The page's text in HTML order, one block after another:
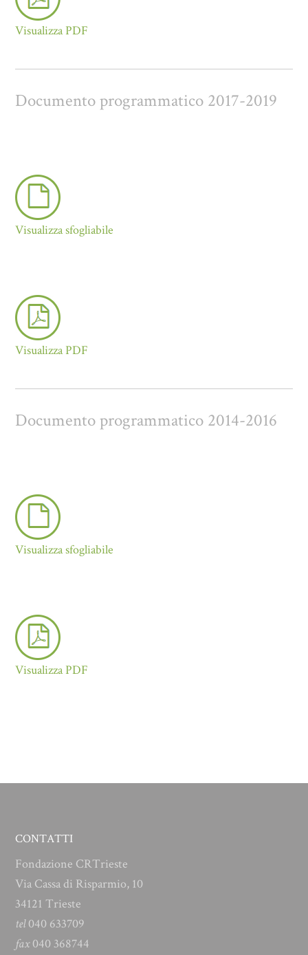
Visualizza PDF
Documento programmatico 2017-2019
Visualizza sfogliabile
Visualizza PDF
Documento programmatico 2014-2016
Visualizza sfogliabile
Visualizza PDF
CONTATTI
Fondazione CRTrieste
Via Cassa di Risparmio, 10
34121 Trieste
tel040 633709
fax040 368744